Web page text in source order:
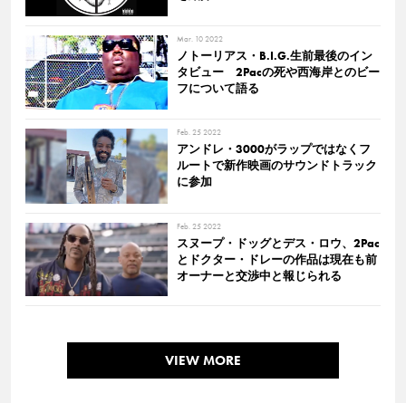
Mar. 10 2022
ノトーリアス・B.I.G.生前最後のイン
タビュー 2Pacの死や西海岸とのビー
フについて語る
Feb. 25 2022
アンドレ・3000がラップではなくフ
ルートで新作映画のサウンドトラック
に参加
Feb. 25 2022
スヌープ・ドッグとデス・ロウ、2Pac
とドクター・ドレーの作品は現在も前
オーナーと交渉中と報じられる
VIEW MORE